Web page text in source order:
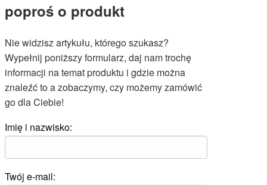
poproś o produkt
Nie widzisz artykułu, którego szukasz?
Wypełnij poniższy formularz, daj nam trochę
informacji na temat produktu i gdzie można
znaleźć to a zobaczymy, czy możemy zamówić
go dla Ciebie!
Imię i nazwisko:
Twój e-mail: